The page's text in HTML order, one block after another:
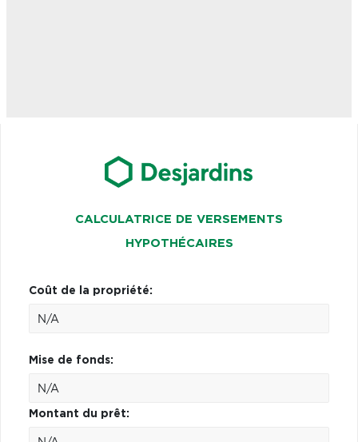
CALCULATRICE DE VERSEMENTS
HYPOTHÉCAIRES
Coût de la propriété:
Mise de fonds:
Montant du prêt: